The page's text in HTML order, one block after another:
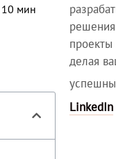
10 мин
проекты
делая
LinkedIn